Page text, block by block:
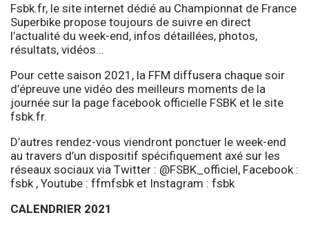
Fsbk.fr, le site internet dédié au Championnat de France
Superbike propose toujours de suivre en direct
l’actualité du week-end, infos détaillées, photos,
résultats, vidéos…
Pour cette saison 2021, la FFM diffusera chaque soir
d’épreuve une vidéo des meilleurs moments de la
journée sur la page facebook officielle FSBK et le site
fsbk.fr.
D’autres rendez-vous viendront ponctuer le week-end
au travers d’un dispositif spécifiquement axé sur les
réseaux sociaux via Twitter : @FSBK_officiel, Facebook :
fsbk , Youtube : ffmfsbk et Instagram : fsbk
CALENDRIER 2021